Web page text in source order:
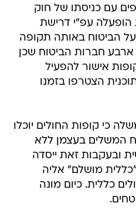
עם כניסתו של חוק
הופעלה עפ"י דרישת
הביטוח באותה תקופה
ארבע חברות הביטוח שכן
אישור להפעיל
הצטרפו בזמנו
הממשלה כי קופות החולים יוכלו
המשלים בעצמן ללא
ובעקבות זאת ייסדה
מושלם" אליה
כללית. כיום מונה